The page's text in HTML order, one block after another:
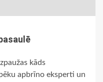
kāds
apbrīno eksperti un